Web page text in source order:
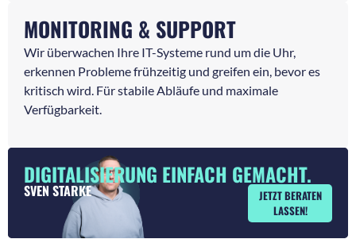
MONITORING & SUPPORT
Wir überwachen Ihre IT-Systeme rund um die Uhr,
erkennen Probleme frühzeitig und greifen ein, bevor es
kritisch wird. Für stabile Abläufe und maximale
Verfügbarkeit.
DIGITALISIERUNG EINFACH GEMACHT.
SVEN STARKE
JETZT BERATEN
LASSEN!